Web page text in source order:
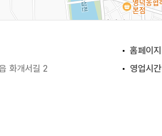
홈페이지
화개서길 2 영업시간